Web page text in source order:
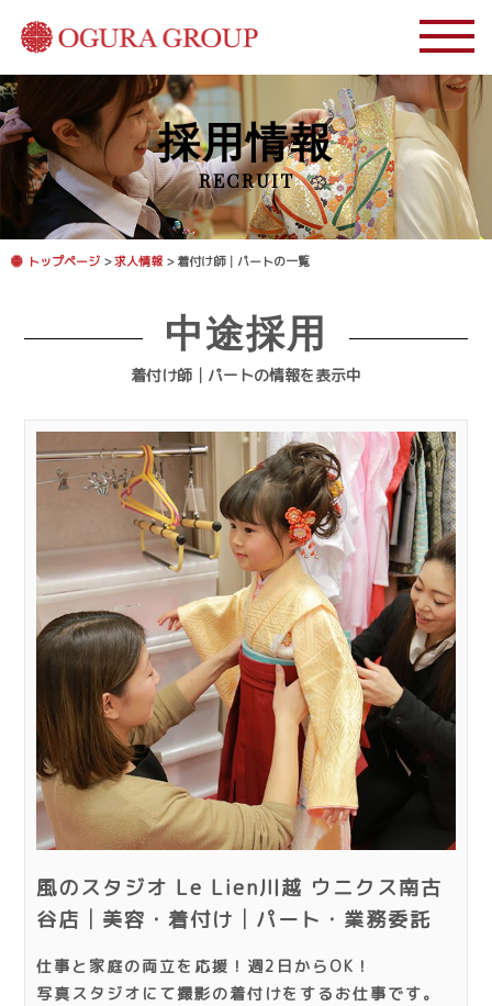
採用情報
RECRUIT
トップページ >求人情報 > 着付け師│パートの一覧
中途採用
着付け師│パートの情報を表示中
風のスタジオ Le Lien川越 ウニクス南古
谷店│美容・着付け│パート・業務委託
仕事と家庭の両立を応援！週2日からOK！
写真スタジオにて撮影の着付けをするお仕事です。